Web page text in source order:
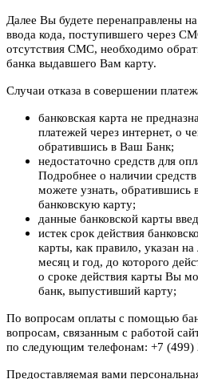
Далее Вы будете перенаправлены
ввода кода, поступившего через
отсутствия СМС, необходимо
банка выдавшего Вам карту.
Случаи отказа в совершении
банковская карта не
платежей через интернет, о
обратившись в Ваш Банк;
недостаточно средств для
Подробнее о наличии
можете узнать, обратившись
банковскую карту;
данные банковской карты
истек срок действия
карты, как правило, указан
месяц и год, до которого
о сроке действия карты Вы
банк, выпустивший карту;
По вопросам оплаты с помощью
вопросам, связанным с работой
по следующим телефонам: +7 (499)
Предоставляемая вами